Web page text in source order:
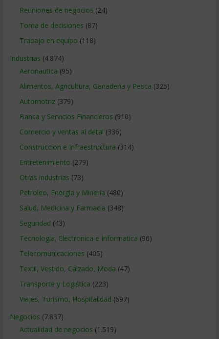
Reuniones de negocios (24)
Toma de decisiones (87)
Trabajo en equipo (118)
Industrias (4.874)
Aeronautica (95)
Alimentos, Agricultura, Ganaderia y Pesca (325)
Automotriz(379)
Banca y Servicios Financieros (910)
Comercio y ventas al detal (336)
Construccion e Infraestructura (314)
Entretenimiento (279)
Otras industrias (73)
Petroleo, Energia y Mineria (480)
Salud, Medicina y Farmacia (348)
Seguridad (43)
Tecnologia, Electronica e Informatica (96)
Telecomunicaciones (405)
Textil, Vestido, Calzado, Moda (47)
Transporte y Logistica (223)
Viajes, Turismo, Hospitalidad (697)
Negocios (7.837)
Actualidad de negocios (1.519)